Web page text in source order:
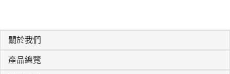
關於我們
產品總覽